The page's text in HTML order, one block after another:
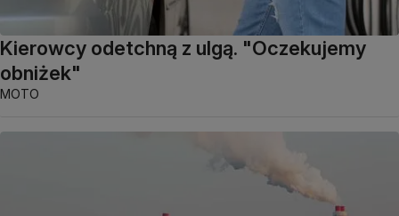
Kierowcy odetchną z ulgą. "Oczekujemy
obniżek"
MOTO